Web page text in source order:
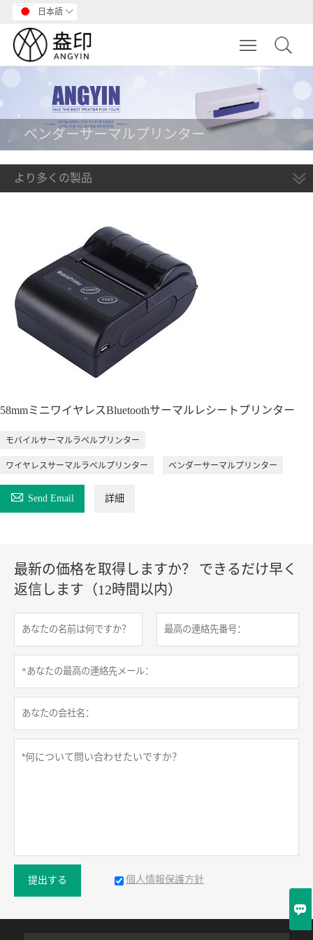
日本語 
Toggle
ベンダーサーマルプリンター
より多くの製品
58mmミニワイヤレスBluetoothサーマルレシートプリンター
モバイルサーマルラベルプリンター
ワイヤレスサーマルラベルプリンター ベンダーサーマルプリンター
 Send Email 詳細
最新の価格を取得しますか？ できるだけ早く
返信します（12時間以内）
提出する 個人情報保護方針
